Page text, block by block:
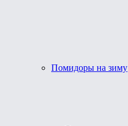
Помидоры на зиму